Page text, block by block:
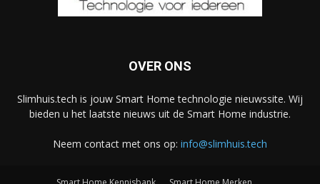
OVER ONS
Slimhuis.tech is jouw Smart Home technologie nieuwssite. Wij
bieden u het laatste nieuws uit de Smart Home industrie.
Neem contact met ons op: info@slimhuis.tech